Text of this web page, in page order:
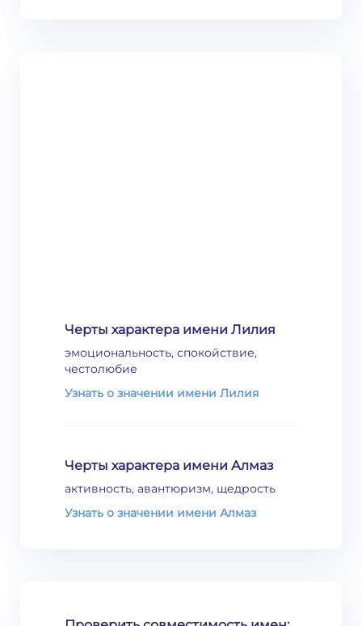
Черты характера имени Лилия
эмоциональность, спокойствие,
честолюбие
Узнать о значении имени Лилия
Черты характера имени Алмаз
активность, авантюризм, щедрость
Узнать о значении имени Алмаз